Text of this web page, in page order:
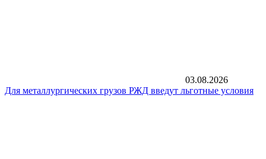
03.08.2026
Для металлургических грузов РЖД введут льготные условия